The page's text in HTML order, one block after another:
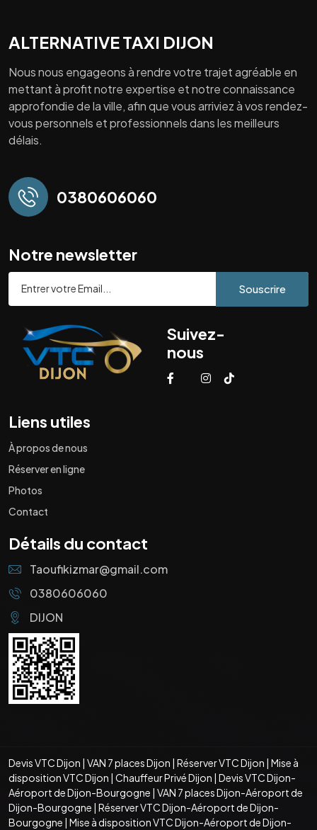
ALTERNATIVE TAXI DIJON
Nous nous engageons à rendre votre trajet agréable en
mettant à profit notre expertise et notre connaissance
approfondie de la ville, afin que vous arriviez à vos rendez-
vous personnels et professionnels dans les meilleurs
délais.
0380606060
Notre newsletter
Souscrire
Suivez-
nous
Liens utiles
À propos de nous
Réserver en ligne
Photos
Contact
Détails du contact
Taoufikizmar@gmail.com
0380606060
DIJON
Devis VTC Dijon | VAN 7 places Dijon | Réserver VTC Dijon | Mise à
disposition VTC Dijon | Chauffeur Privé Dijon | Devis VTC Dijon-
Aéroport de Dijon-Bourgogne | VAN 7 places Dijon-Aéroport de
Dijon-Bourgogne | Réserver VTC Dijon-Aéroport de Dijon-
Bourgogne | Mise à disposition VTC Dijon-Aéroport de Dijon-